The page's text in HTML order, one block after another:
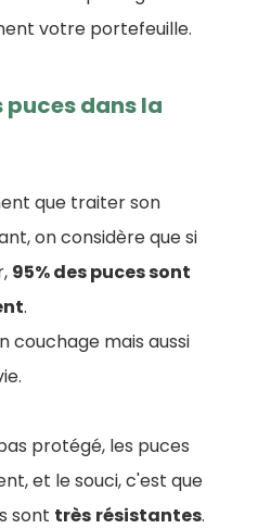
votre portefeuille.
puces dans la
que traiter son
on considère que si
95% des puces sont
.
couchage mais aussi
protégé, les puces
et le souci, c'est que
sont très résistantes.